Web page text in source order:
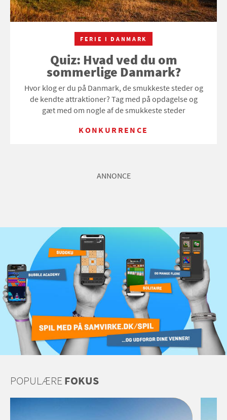
FERIE I DANMARK
Quiz: Hvad ved du om
sommerlige Danmark?
Hvor klog er du på Danmark, de smukkeste steder og
de kendte attraktioner? Tag med på opdagelse og
gæt med om nogle af de smukkeste steder
KONKURRENCE
ANNONCE
POPULÆRE FOKUS